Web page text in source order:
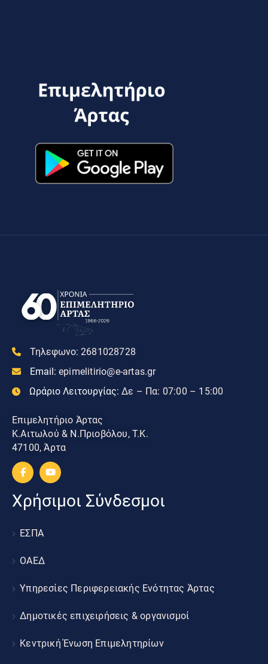
Τηλεφωνο: 2681028728
Email: epimelitirio@e-artas.gr
Ωράριο Λειτουργίας: Δε – Πα: 07:00 – 15:00
Επιμελητήριο Άρτας
Κ.Αιτωλού & Ν.Πριοβόλου, Τ.Κ.
47100, Άρτα
Χρήσιμοι Σύνδεσμοι
ΕΣΠΑ
ΟΑΕΔ
Υπηρεσίες Περιφερειακής Ενότητας Άρτας
Δημοτικές επιχειρήσεις & οργανισμοί
Κεντρική Ένωση Επιμελητηρίων